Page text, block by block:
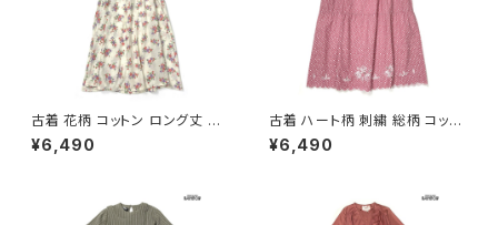
古着 花柄 コットン ロング丈 半
袖 ワンピース ベージュ (oa26
07070)
¥6,490
古着 ハート柄 刺繍 総柄 コット
ン ロング丈 半袖 ワンピース ピ
ンク (otu2605084)
¥6,490